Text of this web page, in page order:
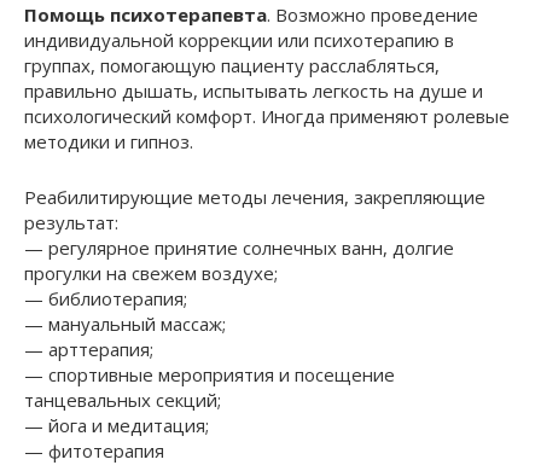
Помощь психотерапевта. Возможно проведение
индивидуальной коррекции или психотерапию в
группах, помогающую пациенту расслабляться,
правильно дышать, испытывать легкость на душе и
психологический комфорт. Иногда применяют ролевые
методики и гипноз.
Реабилитирующие методы лечения, закрепляющие
результат:
— регулярное принятие солнечных ванн, долгие
прогулки на свежем воздухе;
— библиотерапия;
— мануальный массаж;
— арттерапия;
— спортивные мероприятия и посещение
танцевальных секций;
— йога и медитация;
— фитотерапия